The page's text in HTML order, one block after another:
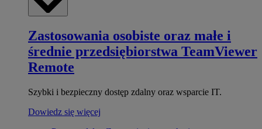
Zastosowania osobiste oraz małe i
średnie przedsiębiorstwa TeamViewer
Remote
Szybki i bezpieczny dostęp zdalny oraz wsparcie IT.
Dowiedz się więcej